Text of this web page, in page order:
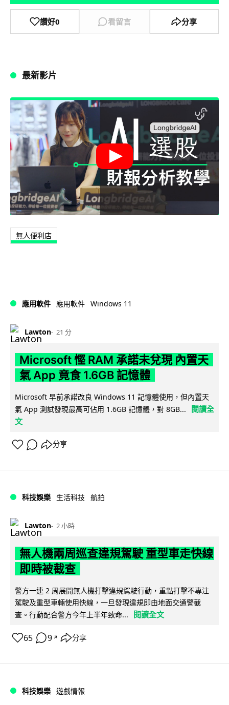
讚好0 看留言 分享
最新影片
無人便利店
應用軟件 應用軟件 Windows 11
Lawton 21 分
Microsoft 慳 RAM 承諾未兌現 內置天
氣 App 竟食 1.6GB 記憶體
Microsoft 早前承諾改良 Windows 11 記憶體使用，但內置天
氣 App 測試發現最高可佔用 1.6GB 記憶體，對 8GB...
閱讀全
文
分享
科技娛樂 生活科技 航拍
Lawton 2 小時
無人機兩周巡查違規駕駛 重型車走快線
即時被截查
警方一連 2 周展開無人機打擊違規駕駛行動，重點打擊不專注
駕駛及重型車輛使用快線，一旦發現違規即由地面交通警截
查。行動配合警方今年上半年致命...
閱讀全文
65 9 ↗ 分享
科技娛樂 遊戲情報